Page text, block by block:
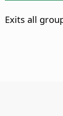
Exits all